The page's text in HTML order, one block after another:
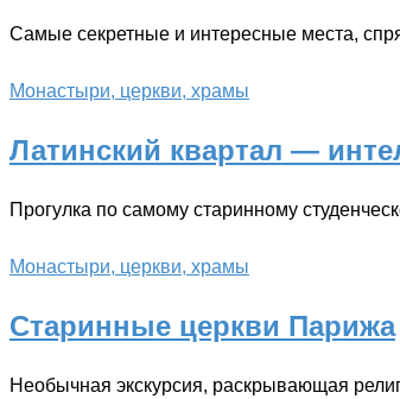
Самые секретные и интересные места,
Монастыри, церкви, храмы
Латинский квартал —
Прогулка по самому старинному
Монастыри, церкви, храмы
Старинные церкви Парижа
Необычная экскурсия, раскрывающая